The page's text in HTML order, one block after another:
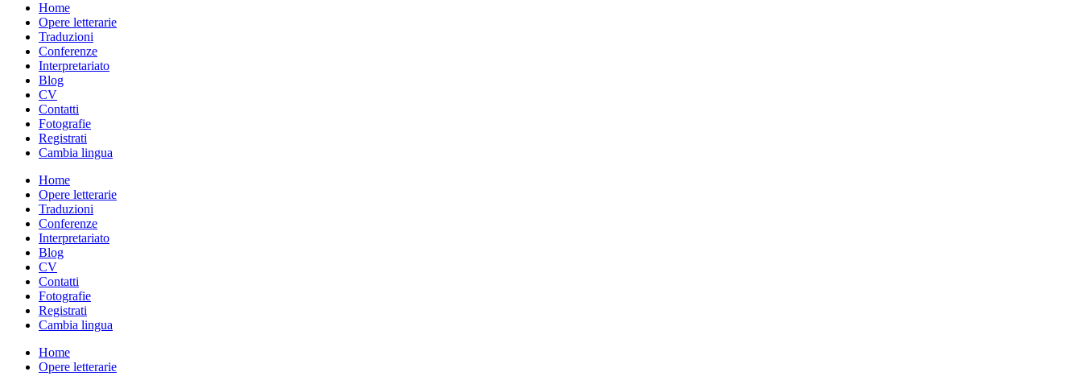
Home
Opere letterarie
Traduzioni
Conferenze
Interpretariato
Blog
CV
Contatti
Fotografie
Registrati
Cambia lingua
Home
Opere letterarie
Traduzioni
Conferenze
Interpretariato
Blog
CV
Contatti
Fotografie
Registrati
Cambia lingua
Home
Opere letterarie